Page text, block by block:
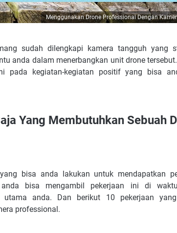
Menggunakan Drone Professional Dengan
sudah dilengkapi kamera tangguh yang
anda dalam menerbangkan unit drone
pada kegiatan-kegiatan positif yang bisa
Yang Membutuhkan Sebuah
bisa anda lakukan untuk mendapatkan
anda bisa mengambil pekerjaan ini di
utama anda. Dan berikut 10 pekerjaan
professional.